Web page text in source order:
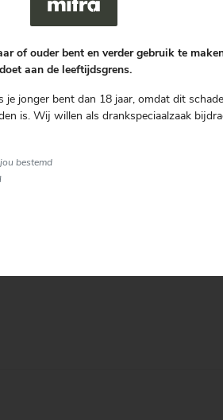
of ouder bent en verder gebruik te
aan de leeftijdsgrens.
je jonger bent dan 18 jaar, omdat dit
is. Wij willen als drankspeciaalzaak
bestemd